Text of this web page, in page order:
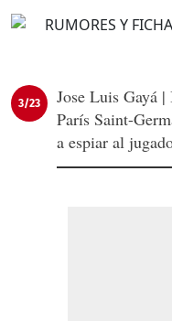
3/23
Jose Luis Gayá
París Saint-
a espiar al